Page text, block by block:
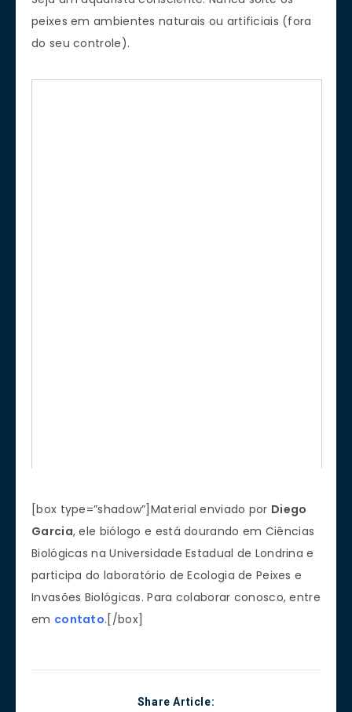
peixes em ambientes naturais ou artificiais (fora
do seu controle).
[box type=”shadow”]Material enviado por Diego
Garcia, ele biólogo e está dourando em Ciências
Biológicas na Universidade Estadual de Londrina e
participa do laboratório de Ecologia de Peixes e
Invasões Biológicas. Para colaborar conosco, entre
em contato.[/box]
Share Article: